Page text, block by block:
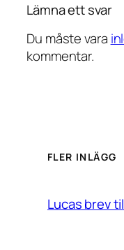
Lämna ett svar
Du måste vara
kommentar.
FLER INLÄGG
Lucas brev